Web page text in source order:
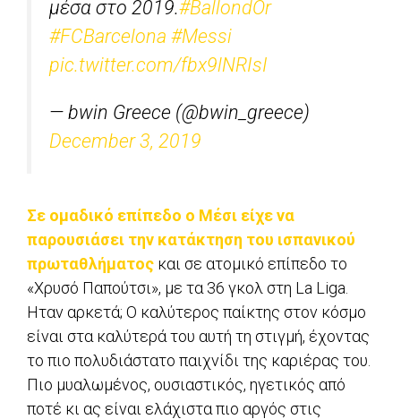
μέσα στο 2019.#BallondOr
#FCBarcelona #Messi
pic.twitter.com/fbx9lNRIsI
— bwin Greece (@bwin_greece)
December 3, 2019
Σε ομαδικό επίπεδο o Mέσι είχε να
παρουσιάσει την κατάκτηση του ισπανικού
πρωταθλήματος και σε ατομικό επίπεδο το
«Χρυσό Παπούτσι», με τα 36 γκολ στη La Liga.
Ηταν αρκετά; Ο καλύτερος παίκτης στον κόσμο
είναι στα καλύτερά του αυτή τη στιγμή, έχοντας
το πιο πολυδιάστατο παιχνίδι της καριέρας του.
Πιο μυαλωμένος, ουσιαστικός, ηγετικός από
ποτέ κι ας είναι ελάχιστα πιο αργός στις